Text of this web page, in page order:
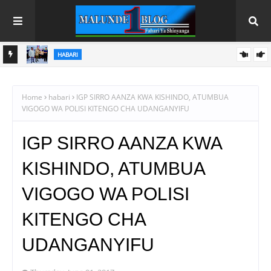
HABARI
Home habari
IGP SIRRO AANZA KWA KISHINDO, ATUMBUA
VIGOGO WA POLISI KITENGO CHA UDANGANYIFU
IGP SIRRO AANZA KWA
KISHINDO, ATUMBUA
VIGOGO WA POLISI
KITENGO CHA
UDANGANYIFU